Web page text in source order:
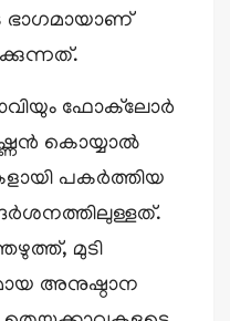
ഫോക്‌ലോർ
കൊയ്യാൽ
പകർത്തിയ
മുടി
അനുഷ്ഠാന